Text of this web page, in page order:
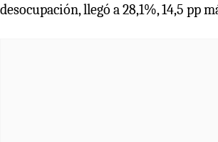
desocupación, llegó a 28,1%, 14,5 pp